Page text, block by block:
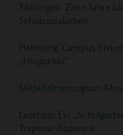
Thüringen: Zehn Jahre
Schulsozialarbeit
Hamburg: Campus
„Hingucker“
MitbeStimmungsort
Lesetipp: Ein
Treptow-Köpenick